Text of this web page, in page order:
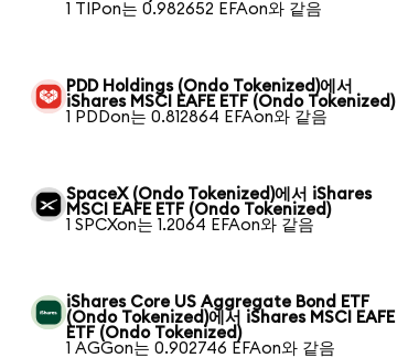
1 TIPon는 0.982652 EFAon와 같음
PDD Holdings (Ondo Tokenized)에서
iShares MSCI EAFE ETF (Ondo Tokenized)
1 PDDon는 0.812864 EFAon와 같음
SpaceX (Ondo Tokenized)에서 iShares
MSCI EAFE ETF (Ondo Tokenized)
1 SPCXon는 1.2064 EFAon와 같음
iShares Core US Aggregate Bond ETF
(Ondo Tokenized)에서 iShares MSCI EAFE
ETF (Ondo Tokenized)
1 AGGon는 0.902746 EFAon와 같음